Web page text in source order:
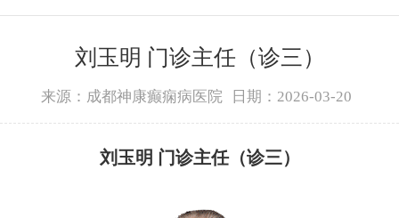
刘玉明 门诊主任（诊三）
来源：成都神康癫痫病医院 日期：2026-03-20
刘玉明 门诊主任（诊三）